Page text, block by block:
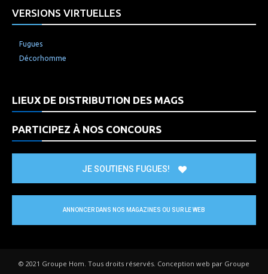
VERSIONS VIRTUELLES
Fugues
Décorhomme
LIEUX DE DISTRIBUTION DES MAGS
PARTICIPEZ À NOS CONCOURS
JE SOUTIENS FUGUES!
ANNONCER DANS NOS MAGAZINES OU SUR LE WEB
© 2021 Groupe Hom. Tous droits réservés. Conception web par Groupe